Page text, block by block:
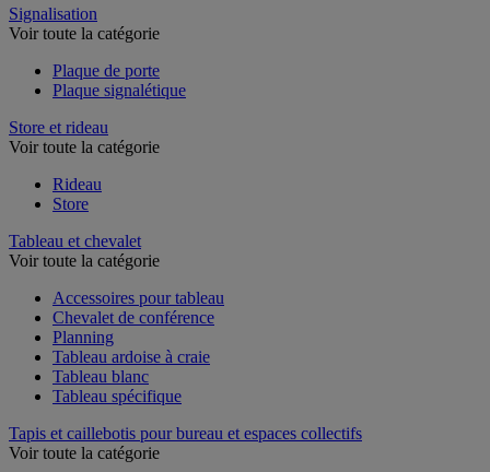
Signalisation
Voir toute la catégorie
Plaque de porte
Plaque signalétique
Store et rideau
Voir toute la catégorie
Rideau
Store
Tableau et chevalet
Voir toute la catégorie
Accessoires pour tableau
Chevalet de conférence
Planning
Tableau ardoise à craie
Tableau blanc
Tableau spécifique
Tapis et caillebotis pour bureau et espaces collectifs
Voir toute la catégorie